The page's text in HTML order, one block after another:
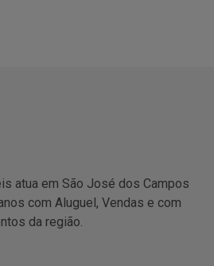
atua em São José dos Campos
com Aluguel, Vendas e com
da região.